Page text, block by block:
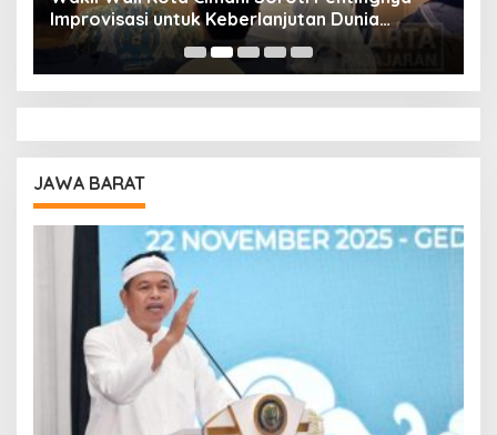
Improvisasi untuk Keberlanjutan Dunia
Pendidikan
JAWA BARAT